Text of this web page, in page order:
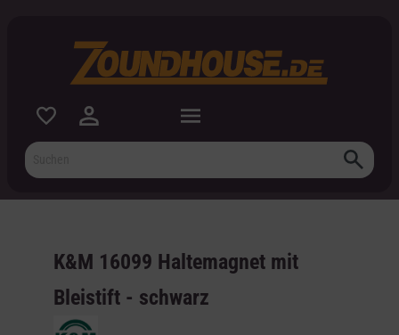
K&M 16099 Haltemagnet mit
Bleistift - schwarz